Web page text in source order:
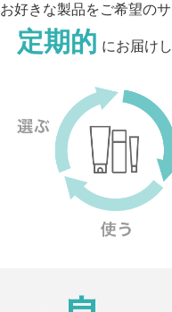
お好きな製品をご希望の
定期的 にお届けし